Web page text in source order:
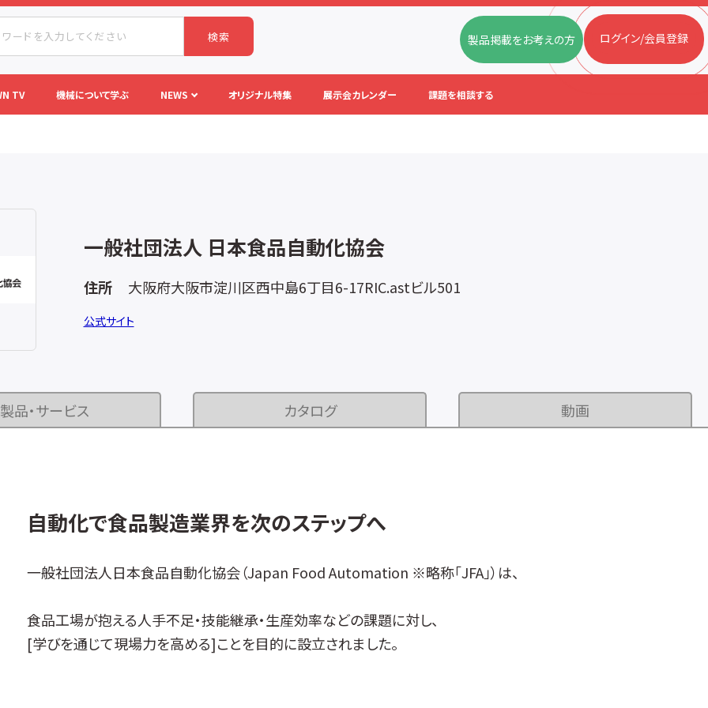
検索 製品掲載をお考えの方 ログイン/会員登録
TV 機械について学ぶ NEWS オリジナル特集 展示会カレンダー 課題を相談する
一般社団法人 日本食品自動化協会
住所 大阪府大阪市淀川区西中島6丁目6-17RIC.astビル501
公式サイト
製品・サービス カタログ 動画
自動化で食品製造業界を次のステップへ
一般社団法人日本食品自動化協会（Japan Food Automation ※略称「JFA」）は、
食品工場が抱える人手不足・技能継承・生産効率などの課題に対し、
[学びを通じて現場力を高める]ことを目的に設立されました。